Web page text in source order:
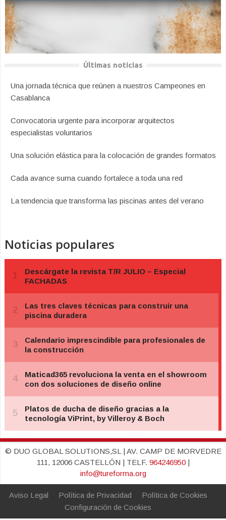
Últimas noticias
Una jornada técnica que reúnen a nuestros Campeones en
Casablanca
Convocatoria urgente para incorporar arquitectos
especialistas voluntarios
Una solución elástica para la colocación de grandes formatos
Cada avance suma cuando fortalece a toda una red
La tendencia que transforma las piscinas antes del verano
Noticias populares
© DUO GLOBAL SOLUTIONS,SL | AV. CAMP DE MORVEDRE
111, 12006 CASTELLÓN | TELF. 964246950|
info@tureforma.org
Aviso Legal Política de Privacidad
Política de Cookies
Configuración de Cookies